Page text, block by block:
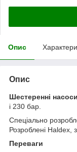
Опис
Опис
Шестеренні насоси
і 230 бар.
Спеціально
Розроблені Haldex,
Переваги